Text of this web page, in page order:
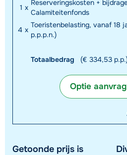
1 x
Reserveringskosten +
Calamiteitenfonds
4 x
Toeristenbelasting, vanaf 18
p.p.p.n.)
Totaalbedrag (€ 334,53
Optie
Getoonde prijs is